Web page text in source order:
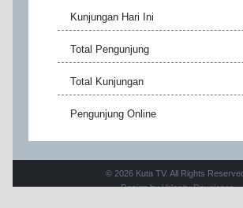
Kunjungan Hari Ini
Total Pengunjung
Total Kunjungan
Pengunjung Online
© 2026 Kuta TV. All Rights
Design byVelocity Developer